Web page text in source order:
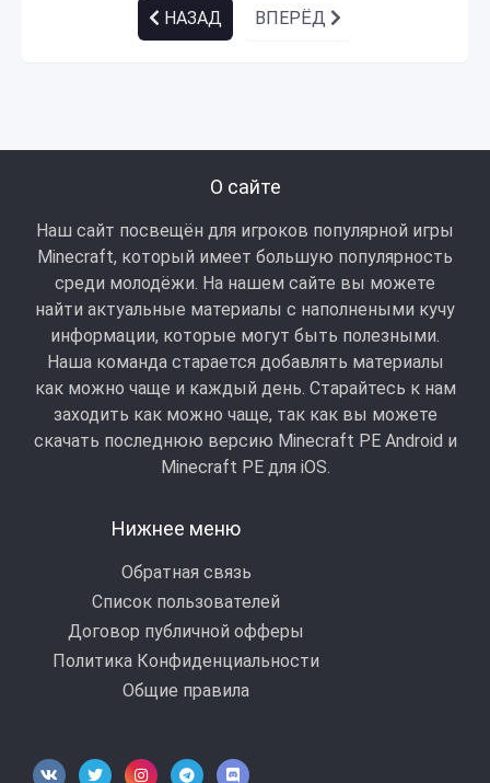
НАЗАД ВПЕРЁД
О сайте
Наш сайт посвещён для игроков популярной игры
Minecraft, который имеет большую популярность
среди молодёжи. На нашем сайте вы можете
найти актуальные материалы с наполнеными кучу
информации, которые могут быть полезными.
Наша команда старается добавлять материалы
как можно чаще и каждый день. Старайтесь к нам
заходить как можно чаще, так как вы можете
скачать последнюю версию Minecraft PE Android и
Minecraft РЕ для iOS.
Нижнее меню
Обратная связь
Список пользователей
Договор публичной офферы
Политика Конфиденциальности
Общие правила